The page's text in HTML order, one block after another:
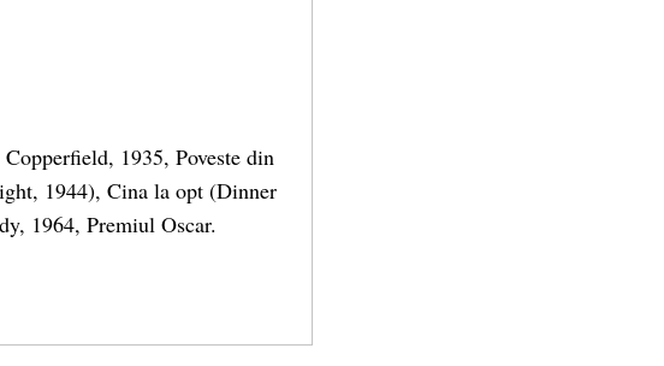
1935, Poveste din
1944), Cina la opt (Dinner
1964, Premiul Oscar.